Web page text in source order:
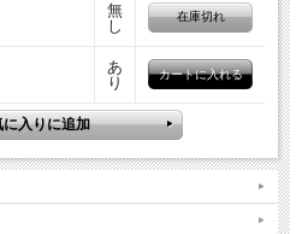
無
し
在庫切れ
あ
り